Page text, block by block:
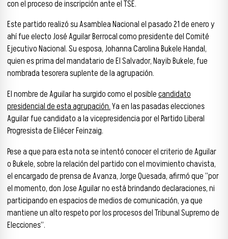
con el proceso de inscripción ante el TSE.
Este partido realizó su Asamblea Nacional el pasado 21 de enero y
ahí fue electo José Aguilar Berrocal como presidente del Comité
Ejecutivo Nacional. Su esposa, Johanna Carolina Bukele Handal,
quien es prima del mandatario de El Salvador, Nayib Bukele, fue
nombrada tesorera suplente de la agrupación.
El nombre de Aguilar ha surgido como el posiblecandidato
presidencial de esta agrupación.Ya en las pasadas elecciones
Aguilar fue candidato a la vicepresidencia por el Partido Liberal
Progresista de Eliécer Feinzaig.
Pese a que para esta nota se intentó conocer el criterio de Aguilar
o Bukele, sobre la relación del partido con el movimiento chavista,
el encargado de prensa de Avanza, Jorge Quesada, afirmó que “por
el momento, don Jose Aguilar no está brindando declaraciones, ni
participando en espacios de medios de comunicación, ya que
mantiene un alto respeto por los procesos del Tribunal Supremo de
Elecciones”.